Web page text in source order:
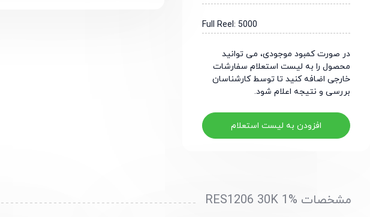
Full Reel: 5000
در صورت کمبود موجودی، می توانید
محصول را به لیست استعلام سفارشات
خارجی اضافه کنید تا توسط کارشناسان
بررسی و نتیجه اعلام شود.
افزودن به لیست استعلام
مشخصات RES1206 30K 1%